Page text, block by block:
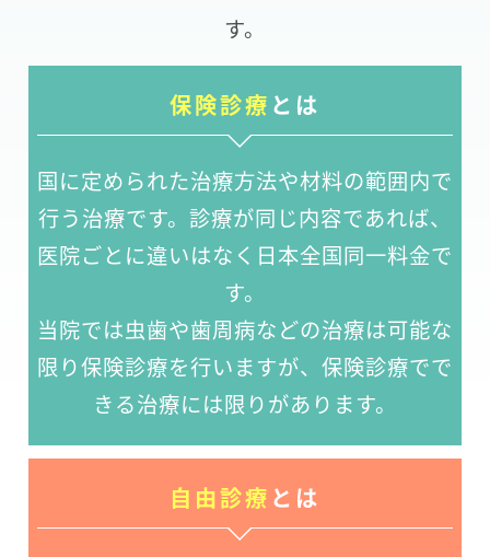
す。
保険診療 とは
国に定められた治療方法や材料の範囲内で
行う治療です。診療が同じ内容であれば、
医院ごとに違いはなく日本全国同一料金で
す。
当院では虫歯や歯周病などの治療は可能な
限り保険診療を行いますが、保険診療でで
きる治療には限りがあります。
自由診療 とは